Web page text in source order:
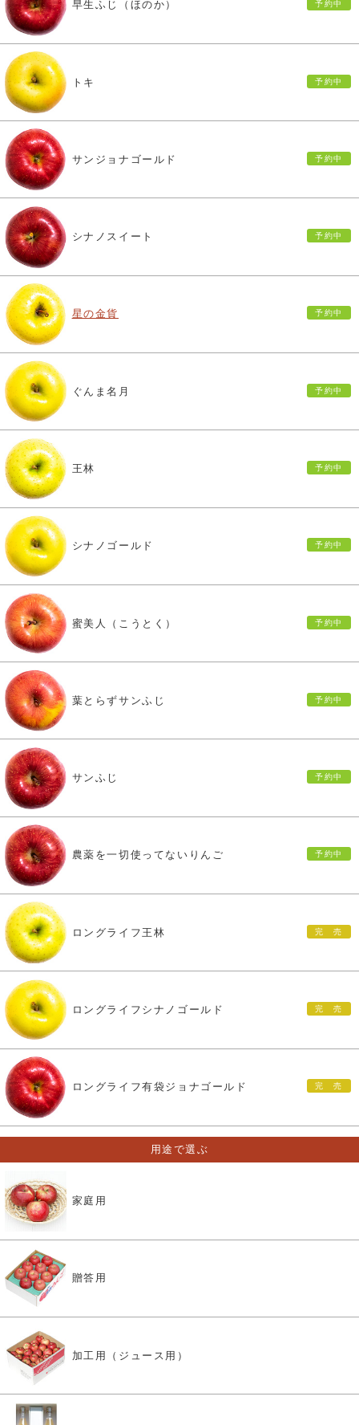
早生ふじ（ほのか）
トキ
サンジョナゴールド
シナノスイート
星の金貨
ぐんま名月
王林
シナノゴールド
蜜美人（こうとく）
葉とらずサンふじ
サンふじ
農薬を一切使ってないりんご
ロングライフ王林
ロングライフシナノゴールド
ロングライフ有袋ジョナゴールド
用途で選ぶ
家庭用
贈答用
加工用（ジュース用）